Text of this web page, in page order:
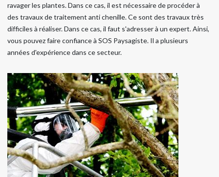
ravager les plantes. Dans ce cas, il est nécessaire de procéder à
des travaux de traitement anti chenille. Ce sont des travaux très
difficiles à réaliser. Dans ce cas, il faut s'adresser à un expert. Ainsi,
vous pouvez faire confiance à SOS Paysagiste. Il a plusieurs
années d'expérience dans ce secteur.